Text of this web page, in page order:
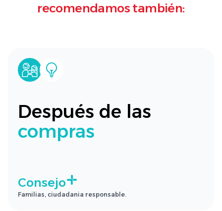
recomendamos también:
Después de las
compras
Consejo
Familias, ciudadania responsable.